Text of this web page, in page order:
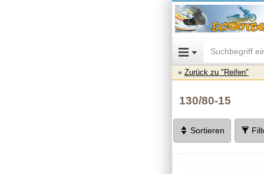
Zurück zu "Reifen"
130/80-15
Sortieren